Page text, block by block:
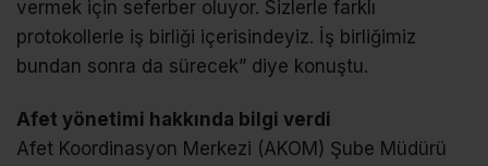
vermek için seferber oluyor. Sizlerle farklı
protokollerle iş birliği içerisindeyiz. İş birliğimiz
bundan sonra da sürecek” diye konuştu.
Afet yönetimi hakkında bilgi verdi
Afet Koordinasyon Merkezi (AKOM) Şube Müdürü